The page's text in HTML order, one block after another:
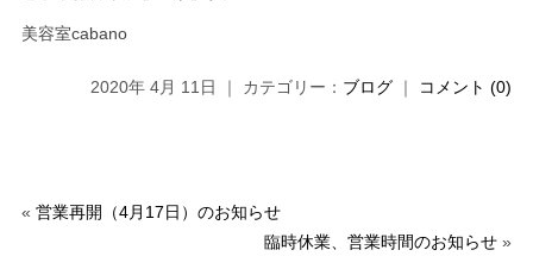
美容室cabano
2020年 4月 11日 ｜ カテゴリー： ブログ ｜ コメント (0)
« 営業再開（4月17日）のお知らせ
臨時休業、営業時間のお知らせ »